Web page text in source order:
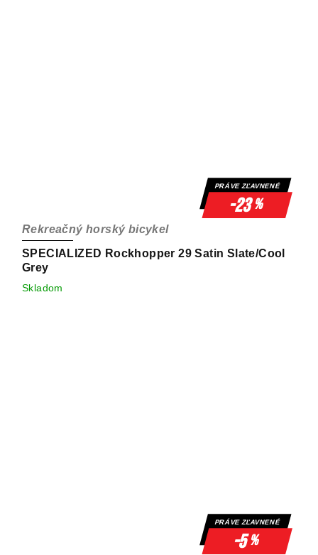
PRÁVE ZĽAVNENÉ
-23%
SPECIALIZED Rockhopper 29 Satin Slate/Cool
Grey
Rekreačný horský bicykel
Skladom
PRÁVE ZĽAVNENÉ
-5%